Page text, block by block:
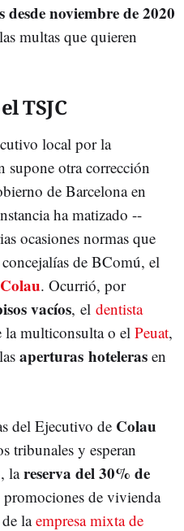
desde noviembre de 2020
multas que quieren
TSJC
local por la
supone otra corrección
de Barcelona en
ha matizado --
ocasiones normas que
de BComú, el
. Ocurrió, por
vacíos, el dentista
la multiconsulta o el Peuat,
aperturas hoteleras en
del Ejecutivo de Colau
tribunales y esperan
lareserva del 30% de
promociones de vivienda
laempresa mixta de